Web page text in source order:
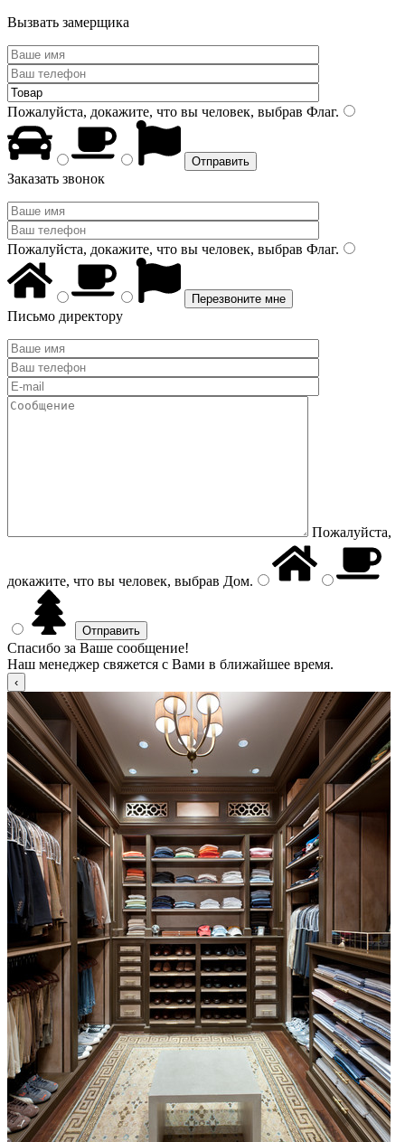
Вызвать замерщика
Пожалуйста, докажите, что вы человек, выбрав Флаг.
Заказать звонок
Пожалуйста, докажите, что вы человек, выбрав Флаг.
Письмо директору
Пожалуйста,
докажите, что вы человек, выбрав Дом.
Спасибо за Ваше сообщение!
Наш менеджер свяжется с Вами в ближайшее время.